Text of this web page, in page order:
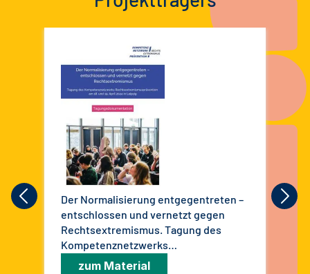
Der Normalisierung entgegentreten –
entschlossen und vernetzt gegen
Rechtsextremismus. Tagung des
Kompetenznetzwerks
Rechtsextremismusprävention am 18.
zum Material